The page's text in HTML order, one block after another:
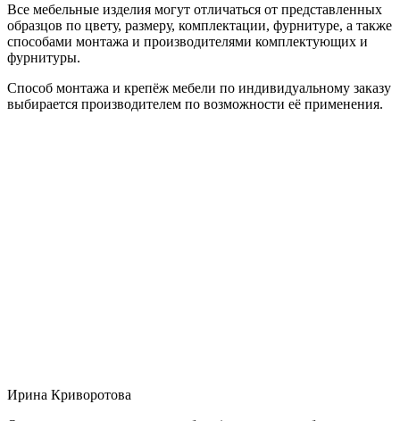
Все мебельные изделия могут отличаться от представленных
образцов по цвету, размеру, комплектации, фурнитуре, а также
способами монтажа и производителями комплектующих и
фурнитуры.
Способ монтажа и крепёж мебели по индивидуальному заказу
выбирается производителем по возможности её применения.
Ирина Криворотова